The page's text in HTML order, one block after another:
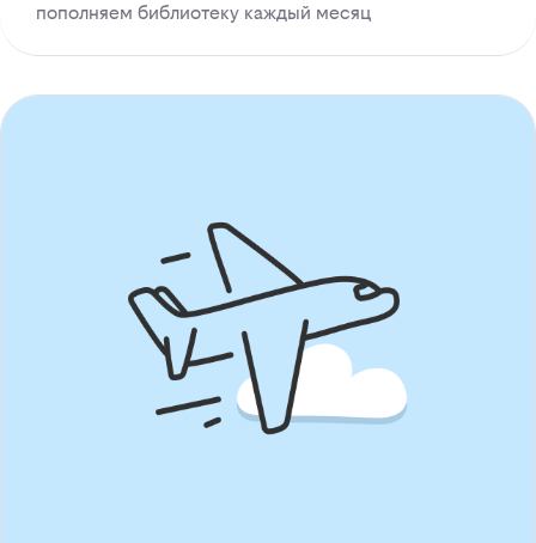
пополняем библиотеку каждый месяц